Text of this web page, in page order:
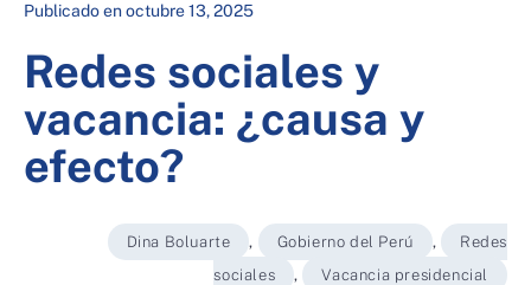
Publicado enoctubre 13, 2025
Redes sociales y
vacancia: ¿causa y
efecto?
Dina Boluarte , Gobierno del Perú ,
Redes
sociales
, Vacancia presidencial